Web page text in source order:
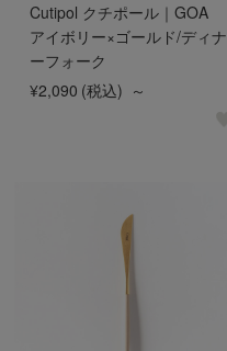
Cutipol クチポール｜GOA
アイボリー×ゴールド/ディナ
ーフォーク
¥2,090 (税込) ～